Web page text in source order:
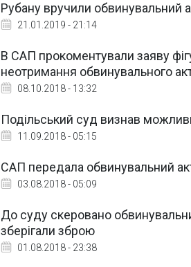
Рубану вручили обвинувальний
21.01.2019 - 21:14
В САП прокоментували заяву
неотримання обвинувального
08.10.2018 - 13:32
Подільський суд визнав
11.09.2018 - 05:15
САП передала обвинувальний
03.08.2018 - 05:09
До суду скеровано
зберігали зброю
01.08.2018 - 23:38